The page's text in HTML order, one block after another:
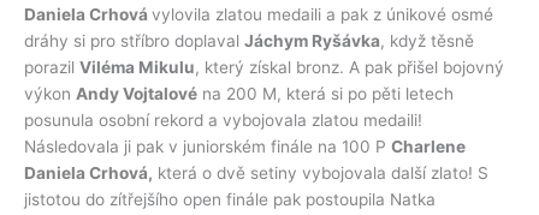
Daniela Crhová vylovila zlatou medaili a pak z únikové osmé
dráhy si pro stříbro doplaval Jáchym Ryšávka, když těsně
porazil Viléma Mikulu, který získal bronz. A pak přišel bojovný
výkon Andy Vojtalové na 200 M, která si po pěti letech
posunula osobní rekord a vybojovala zlatou medaili!
Následovala ji pak v juniorském finále na 100 P Charlene
Daniela Crhová, která o dvě setiny vybojovala další zlato! S
jistotou do zítřejšího open finále pak postoupila Natka